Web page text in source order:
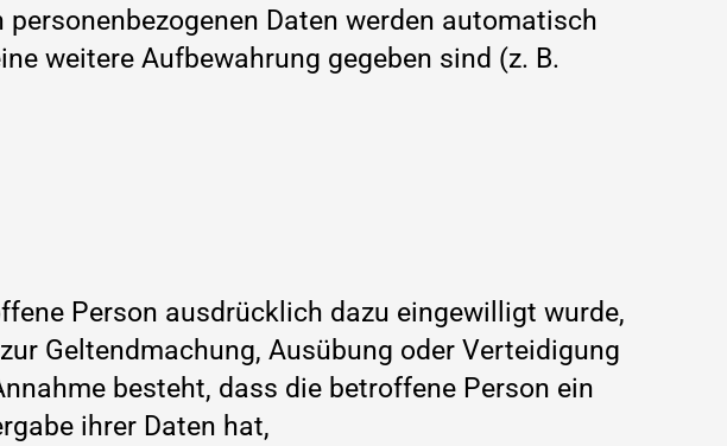
Daten werden automatisch
weitere Aufbewahrung gegeben sind (z. B.
Person ausdrücklich dazu eingewilligt wurde,
Geltendmachung, Ausübung oder Verteidigung
besteht, dass die betroffene Person ein
ihrer Daten hat,